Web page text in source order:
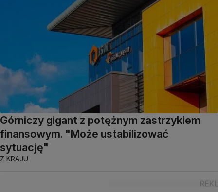
Górniczy gigant z potężnym zastrzykiem
finansowym. "Może ustabilizować
sytuację"
Z KRAJU